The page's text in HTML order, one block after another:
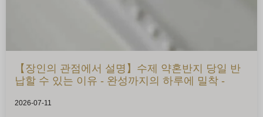
【장인의 관점에서 설명】수제 약혼반지 당일 반
납할 수 있는 이유 - 완성까지의 하루에 밀착 -
2026-07-11